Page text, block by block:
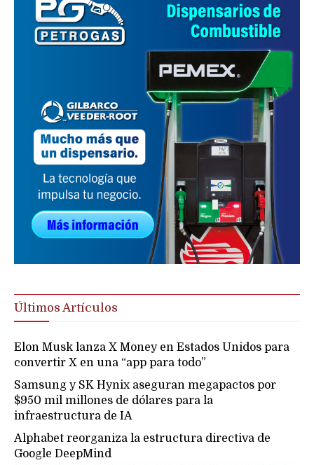
Últimos Artículos
Elon Musk lanza X Money en Estados Unidos para
convertir X en una “app para todo”
Samsung y SK Hynix aseguran megapactos por
$950 mil millones de dólares para la
infraestructura de IA
Alphabet reorganiza la estructura directiva de
Google DeepMind